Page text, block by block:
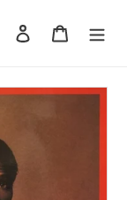
検索 ログインカート